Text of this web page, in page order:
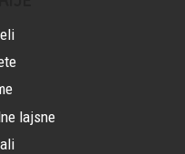
lajsne